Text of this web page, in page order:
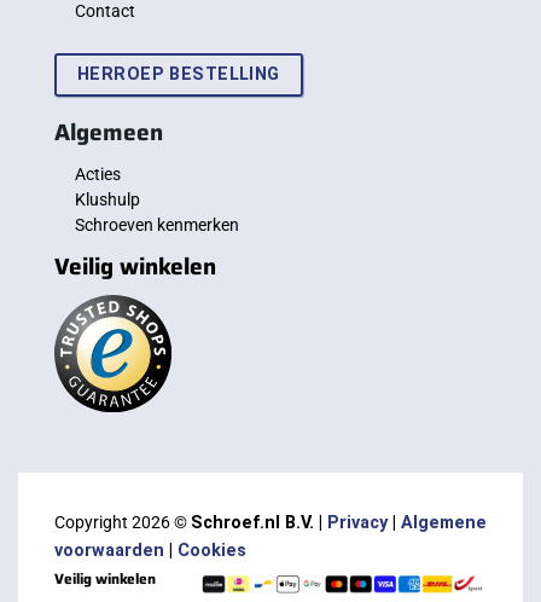
Contact
HERROEP BESTELLING
Algemeen
Acties
Klushulp
Schroeven kenmerken
Veilig winkelen
Copyright 2026 © Schroef.nl B.V. | Privacy| Algemene
voorwaarden
Cookies
Veilig winkelen